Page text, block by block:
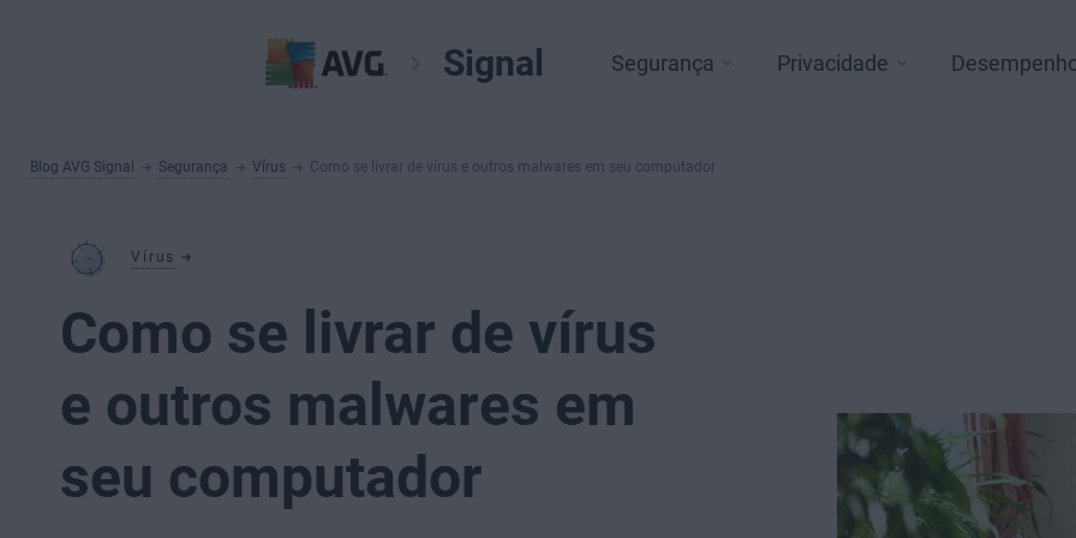
Signal Segurança Privacidade
Blog AVG Signal Segurança Vírus Como se livrar de vírus e outros malwares em seu computador
Vírus
Como se livrar de vírus
e outros malwares em
seu computador